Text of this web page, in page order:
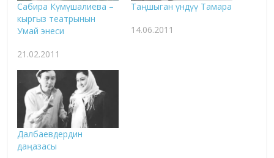
Сабира Күмүшалиева –
кыргыз театрынын
Умай энеси
21.02.2011
Таңшыган үндүү Тамара
14.06.2011
Далбаевдердин
даңазасы